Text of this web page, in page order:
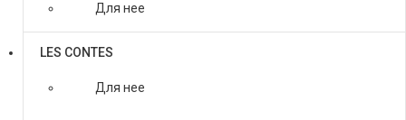
Для нее
LES CONTES
Для нее